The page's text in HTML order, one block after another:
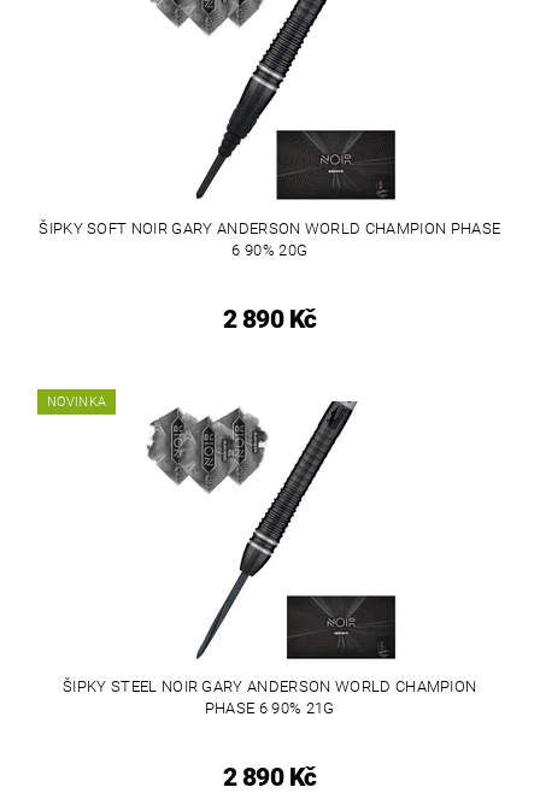
ŠIPKY SOFT NOIR GARY ANDERSON WORLD CHAMPION PHASE
6 90% 20G
2 890 Kč
NOVINKA
ŠIPKY STEEL NOIR GARY ANDERSON WORLD CHAMPION
PHASE 6 90% 21G
2 890 Kč